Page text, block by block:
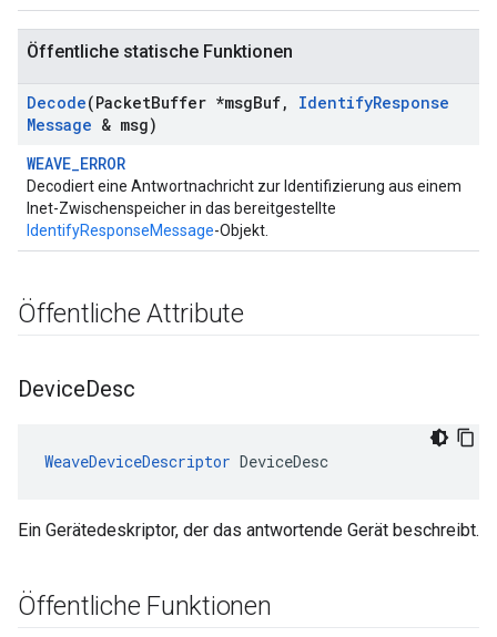
Öffentliche statische Funktionen
Decode(PacketBuffer *msgBuf, IdentifyResponse
Message & msg)
WEAVE_ERROR
Decodiert eine Antwortnachricht zur Identifizierung aus einem
Inet-Zwischenspeicher in das bereitgestellte
IdentifyResponseMessage-Objekt.
Öffentliche Attribute
DeviceDesc
WeaveDeviceDescriptor DeviceDesc
Ein Gerätedeskriptor, der das antwortende Gerät beschreibt.
Öffentliche Funktionen